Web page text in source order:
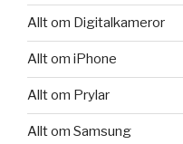
Allt om Digitalkameror
Allt om iPhone
Allt om Prylar
Allt om Samsung